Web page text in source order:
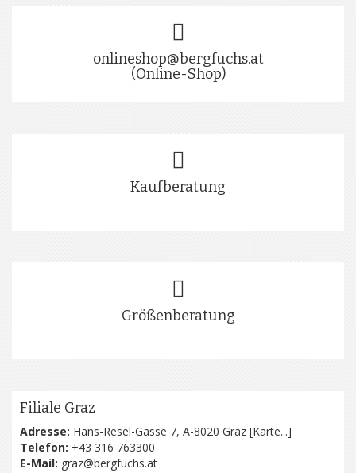
onlineshop@bergfuchs.at
(Online-Shop)
Kaufberatung
Größenberatung
Filiale Graz
Adresse: Hans-Resel-Gasse 7, A-8020 Graz [Karte...]
Telefon: +43 316 763300
E-Mail: graz@bergfuchs.at